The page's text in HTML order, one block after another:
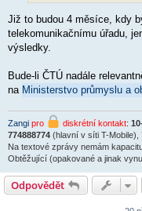
Již to budou 4 měsíce, kdy
telekomunikačnímu úřadu,
výsledky.
Bude-li ČTÚ nadále
na Ministerstvo průmyslu a
Zangi pro diskrétní kontakt:
774888774 (hlavní v síti T-Mobile),
Na textové zprávy nemám
Obtěžující (opakované a jinak
Odpovědět